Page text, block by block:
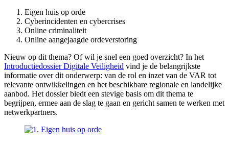
Eigen huis op orde
Cyberincidenten en cybercrises
Online criminaliteit
Online aangejaagde ordeverstoring
Nieuw op dit thema? Of wil je snel een goed overzicht? In het
Introductiedossier Digitale Veiligheid vind je de belangrijkste
informatie over dit onderwerp: van de rol en inzet van de VAR tot
relevante ontwikkelingen en het beschikbare regionale en landelijke
aanbod. Het dossier biedt een stevige basis om dit thema te
begrijpen, ermee aan de slag te gaan en gericht samen te werken met
netwerkpartners.